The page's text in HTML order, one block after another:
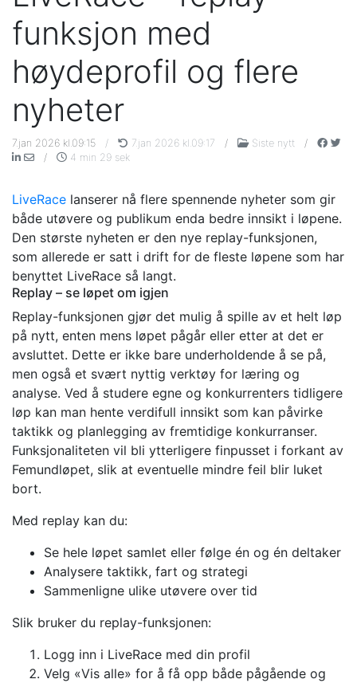
funksjon med
høydeprofil og flere
nyheter
7.jan 2026 kl.09:15 / 7.jan 2026 kl.09:17 / Siste nytt
/
/
4 min 29 sek
LiveRace lanserer nå flere spennende nyheter som gir
både utøvere og publikum enda bedre innsikt i løpene.
Den største nyheten er den nye replay-funksjonen,
som allerede er satt i drift for de fleste løpene som har
benyttet LiveRace så langt.
Replay – se løpet om igjen
Replay-funksjonen gjør det mulig å spille av et helt løp
på nytt, enten mens løpet pågår eller etter at det er
avsluttet. Dette er ikke bare underholdende å se på,
men også et svært nyttig verktøy for læring og
analyse. Ved å studere egne og konkurrenters tidligere
løp kan man hente verdifull innsikt som kan påvirke
taktikk og planlegging av fremtidige konkurranser.
Funksjonaliteten vil bli ytterligere finpusset i forkant av
Femundløpet, slik at eventuelle mindre feil blir luket
bort.
Med replay kan du:
Se hele løpet samlet eller følge én og én deltaker
Analysere taktikk, fart og strategi
Sammenligne ulike utøvere over tid
Slik bruker du replay-funksjonen:
Logg inn i LiveRace med din profil
Velg «Vis alle» for å få opp både pågående og